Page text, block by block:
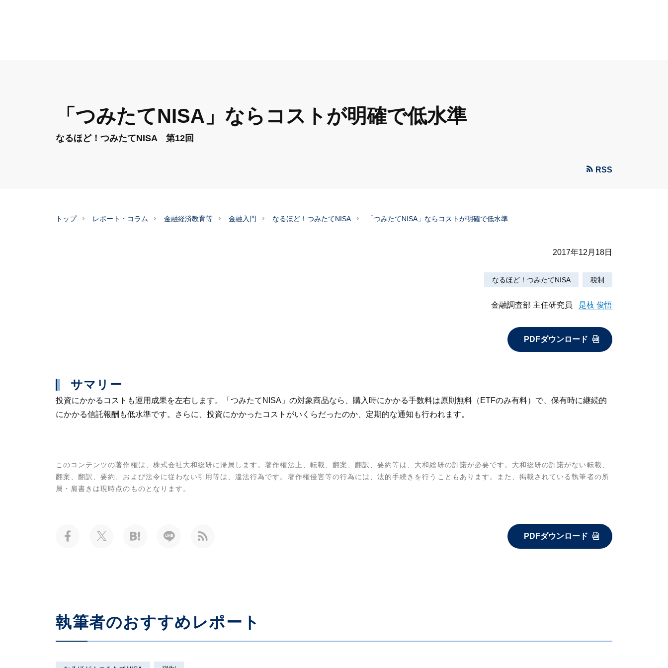
「つみたてNISA」ならコストが明確で低水準
なるほど！つみたてNISA 第12回
RSS
トップ レポート・コラム 金融経済教育等 金融入門 なるほど！つみたてNISA 「つみたてNISA」ならコストが明確で低水準
2017年12月18日
なるほど！つみたてNISA 税制
金融調査部 主任研究員 是枝 俊悟
PDFダウンロード
サマリー
投資にかかるコストも運用成果を左右します。「つみたてNISA」の対象商品なら、購入時にかかる手数料は原則無料（ETFのみ有料）で、保有時に継続的
にかかる信託報酬も低水準です。さらに、投資にかかったコストがいくらだったのか、定期的な通知も行われます。
このコンテンツの著作権は、株式会社大和総研に帰属します。著作権法上、転載、翻案、翻訳、要約等は、大和総研の許諾が必要です。大和総研の許諾がない転載、
翻案、翻訳、要約、および法令に従わない引用等は、違法行為です。著作権侵害等の行為には、法的手続きを行うこともあります。また、掲載されている執筆者の所
属・肩書きは現時点のものとなります。
PDFダウンロード
執筆者のおすすめレポート